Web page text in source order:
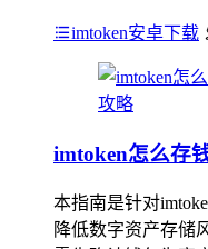
imtoken安卓下载
imtoken怎么存
本指南是针对
降低数字资产存储